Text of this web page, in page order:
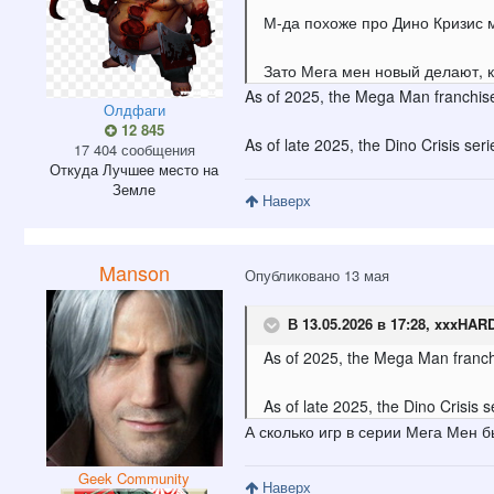
Олдфаги
12 845
17 404 сообщения
ОткудаЛучшее место на
Земле
М-да похоже про Дино Кризис
Зато Мега мен новый делают,
As of 2025, the Mega Man
As of late 2025, the Dino Crisis
Наверх
Manson
Geek Community
Опубликовано 13 мая
В 13.05.2026 в 17:28,
As of 2025, the Mega Man
As of late 2025, the Dino Crisis
А сколько игр в серии Мега Мен
Наверх